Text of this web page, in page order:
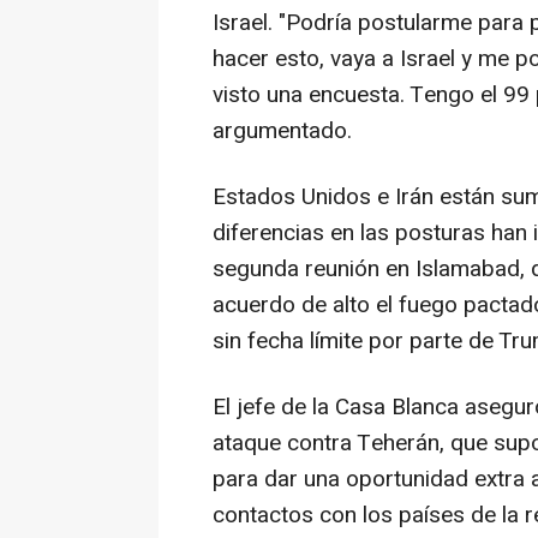
Israel. "Podría postularme para
hacer esto, vaya a Israel y me
visto una encuesta. Tengo el
argumentado.
Estados Unidos e Irán están
diferencias en las posturas
segunda reunión en
acuerdo de alto el fuego
sin fecha límite por parte de
El jefe de la Casa Blanca
ataque contra Teherán, que
para dar una oportunidad extra
contactos con los países de la